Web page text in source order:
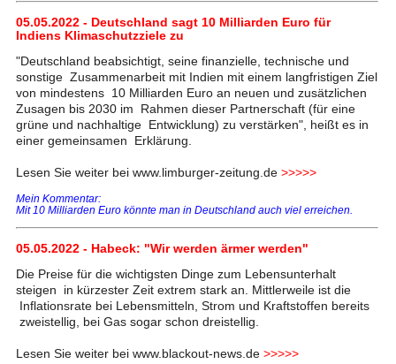
05.05.2022 - Deutschland sagt 10 Milliarden Euro für
Indiens Klimaschutzziele zu
"Deutschland beabsichtigt, seine finanzielle, technische und
sonstige Zusammenarbeit mit Indien mit einem langfristigen Ziel
von mindestens 10 Milliarden Euro an neuen und zusätzlichen
Zusagen bis 2030 im Rahmen dieser Partnerschaft (für eine
grüne und nachhaltige Entwicklung) zu verstärken", heißt es in
einer gemeinsamen Erklärung.
Lesen Sie weiter bei www.limburger-zeitung.de >>>>>
Mein Kommentar:
Mit 10 Milliarden Euro könnte man in Deutschland auch viel erreichen.
05.05.2022 - Habeck: "Wir werden ärmer werden"
Die Preise für die wichtigsten Dinge zum Lebensunterhalt
steigen in kürzester Zeit extrem stark an. Mittlerweile ist die
Inflationsrate bei Lebensmitteln, Strom und Kraftstoffen bereits
zweistellig, bei Gas sogar schon dreistellig.
Lesen Sie weiter bei www.blackout-news.de >>>>>